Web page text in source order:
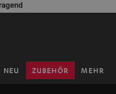
NEU ZUBEHÖR MEHR